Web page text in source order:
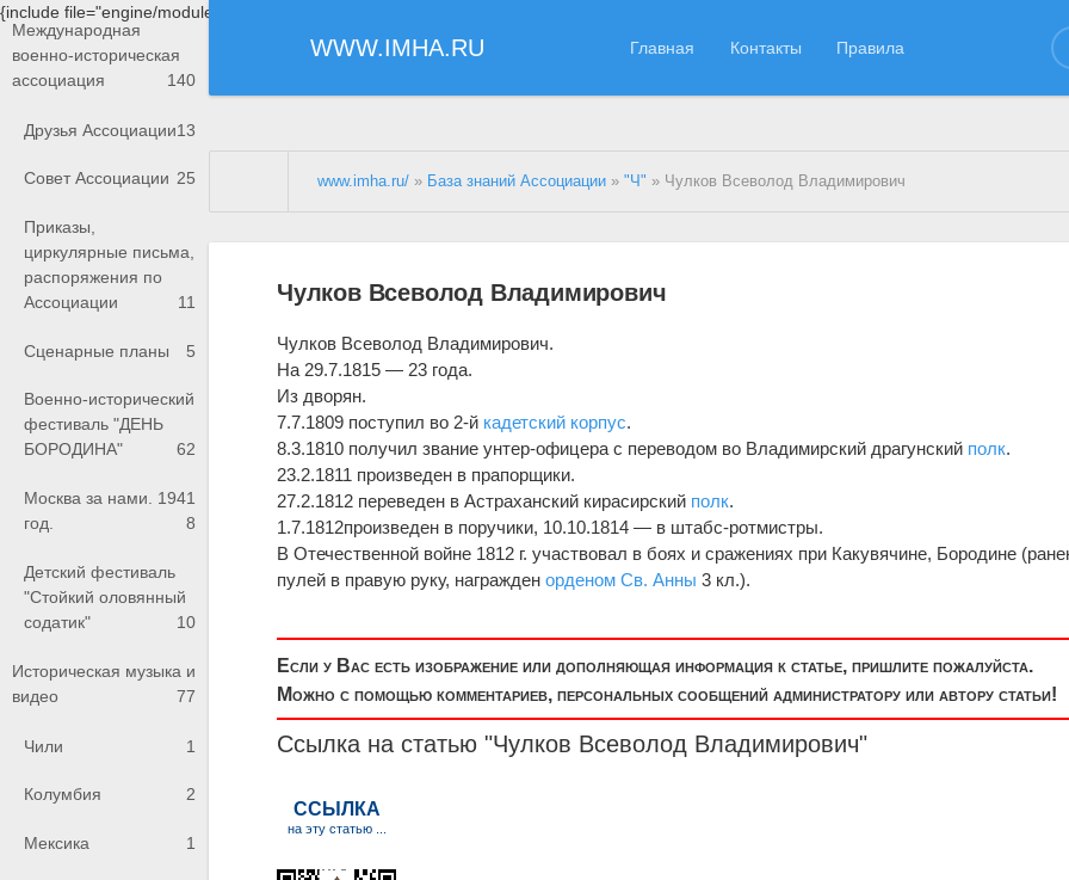
{include file="engine/modules/saperu/head.php"}
WWW.IMHA.RU Главная Контакты Правила
Международная
военно-историческая
ассоциация
140
Друзья Ассоциации13
Совет Ассоциации 25
Приказы,
циркулярные письма,
распоряжения по
Ассоциации
11
Сценарные планы 5
Военно-исторический
фестиваль "ДЕНЬ
БОРОДИНА"
62
Москва за нами. 1941
год.
8
Детский фестиваль
"Стойкий оловянный
содатик"
10
Историческая музыка и
видео
77
Чили 1
Колумбия 2
Мексика 1
www.imha.ru/ » База знаний Ассоциации »"Ч" » Чулков Всеволод Владимирович
Чулков Всеволод Владимирович
Чулков Всеволод Владимирович.
На 29.7.1815 — 23 года.
Из дворян.
7.7.1809 поступил во 2-й кадетский корпус.
8.3.1810 получил звание унтер-офицера с переводом во Владимирский драгунский полк.
23.2.1811 произведен в прапорщики.
27.2.1812 переведен в Астраханский кирасирский полк.
1.7.1812произведен в поручики, 10.10.1814 — в штабс-ротмистры.
В Отечественной войне 1812 г. участвовал в боях и сражениях при Какувячине, Бородине
пулей в правую руку, награжденорденом Св. Анны 3 кл.).
Если у Вас есть изображение или дополняющая информация к статье, пришлите пожалуйста.
Можно с помощью комментариев, персональных сообщений администратору или автору статьи!
Ссылка на статью "Чулков Всеволод Владимирович"